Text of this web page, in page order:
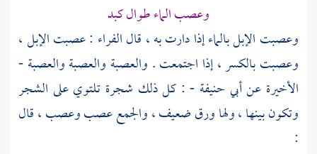
وعصب الماء طوال كبد
وعصبت الإبل بالماء إذا دارت به ، قالالفراء : عصبت الإبل ،
وعصبت بالكسر ، إذا اجتمعت . والعصبة والعصبة والعصبة -
الأخيرة عنأبي حنيفة - : كل ذلك شجرة تلتوي على الشجر
وتكون بينها ، ولها ورق ضعيف ، والجمع عصب وعصب ، قال
: